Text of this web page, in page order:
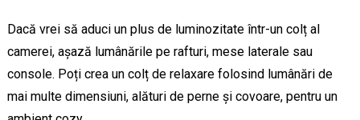
Dacă vrei să aduci un plus de luminozitate într-un colț al
camerei, așază lumânările pe rafturi, mese laterale sau
console. Poți crea un colț de relaxare folosind lumânări de
mai multe dimensiuni, alături de perne și covoare, pentru un